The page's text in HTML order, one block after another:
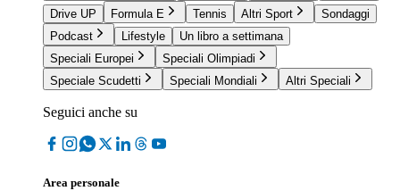
Drive UP
Formula E Tennis Altri Sport
Sondaggi
Podcast
Lifestyle
Un libro a settimana
Speciali Europei
Speciali Olimpiadi
Speciale Scudetti
Speciali Mondiali Altri Speciali
Seguici anche su
Area personale